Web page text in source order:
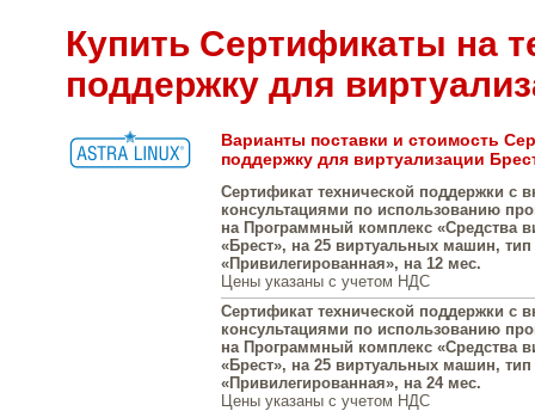
Купить Сертификаты на
поддержку для
Варианты поставки и стоимость
поддержку для виртуализации
Сертификат технической поддержки с
консультациями по использованию
на Программный комплекс «Средства
«Брест», на 25 виртуальных машин, тип
«Привилегированная», на 12 мес.
Цены указаны с учетом НДС
Сертификат технической поддержки с
консультациями по использованию
на Программный комплекс «Средства
«Брест», на 25 виртуальных машин, тип
«Привилегированная», на 24 мес.
Цены указаны с учетом НДС